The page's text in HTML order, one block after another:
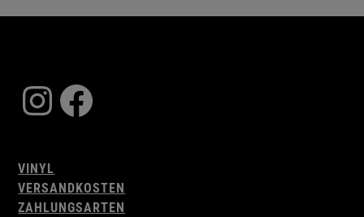
Instagram
Facebook
VINYL
VERSANDKOSTEN
ZAHLUNGSARTEN